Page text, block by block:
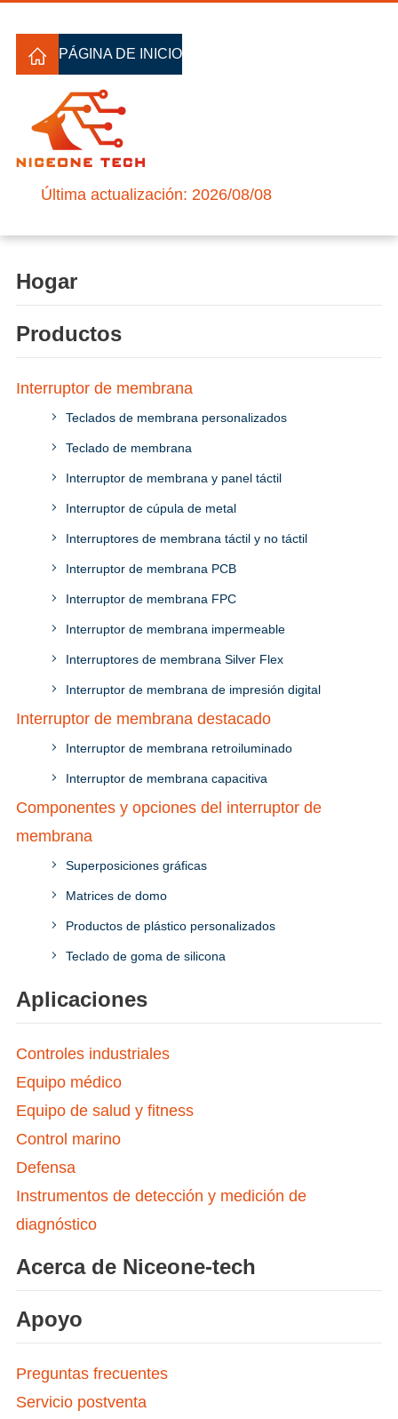
PÁGINA DE INICIO
Última actualización: 2026/08/08
Hogar
Productos
Interruptor de membrana
Teclados de membrana personalizados
Teclado de membrana
Interruptor de membrana y panel táctil
Interruptor de cúpula de metal
Interruptores de membrana táctil y no táctil
Interruptor de membrana PCB
Interruptor de membrana FPC
Interruptor de membrana impermeable
Interruptores de membrana Silver Flex
Interruptor de membrana de impresión digital
Interruptor de membrana destacado
Interruptor de membrana retroiluminado
Interruptor de membrana capacitiva
Componentes y opciones del interruptor de
membrana
Superposiciones gráficas
Matrices de domo
Productos de plástico personalizados
Teclado de goma de silicona
Aplicaciones
Controles industriales
Equipo médico
Equipo de salud y fitness
Control marino
Defensa
Instrumentos de detección y medición de
diagnóstico
Acerca de Niceone-tech
Apoyo
Preguntas frecuentes
Servicio postventa